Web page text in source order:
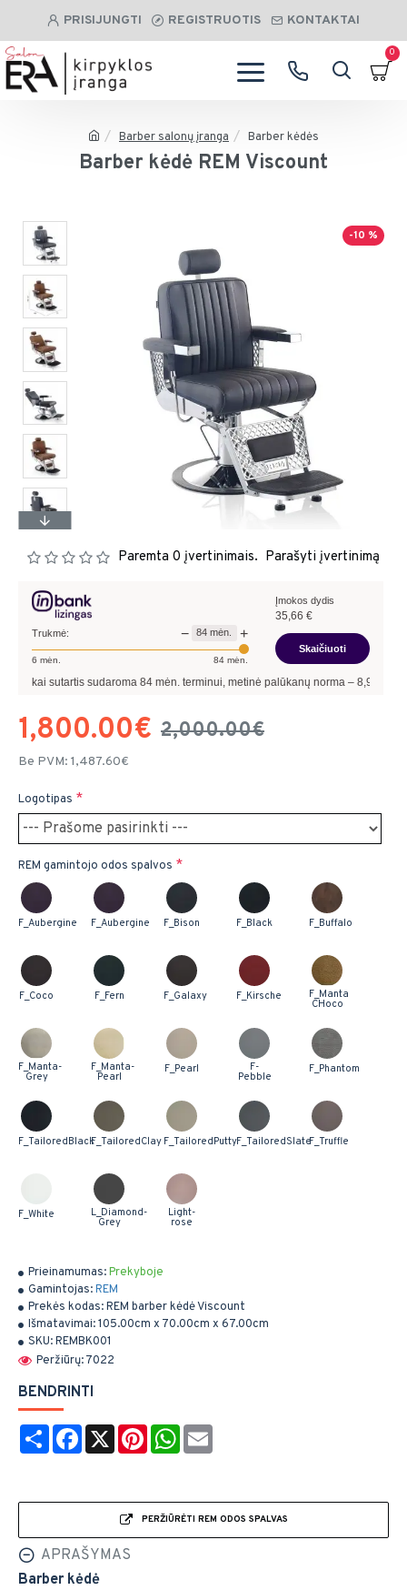
PRISIJUNGTI REGISTRUOTIS KONTAKTAI
0
Barber salonų įranga Barber kėdės
Barber kėdė REM Viscount
-10 %
Prieinamumas:Prekyboje
Gamintojas:REM
Prekės kodas:REM barber kėdė Viscount
Išmatavimai:105.00cm x 70.00cm x 67.00cm
SKU:REMBK001
Peržiūrų: 7022
Paremta 0 įvertinimais. Parašyti įvertinimą
1,800.00€ 2,000.00€
Be PVM: 1,487.60€
Logotipas
REM gamintojo odos spalvos
F_Aubergine F_Aubergine F_Bison F_Black F_Buffalo
F_Coco F_Fern F_Galaxy F_Kirsche F_Manta
CHoco
F_Manta-
Grey
F_Manta-
Pearl
F_Pearl F-
Pebble
F_Phantom
F_TailoredBlackF_TailoredClay F_TailoredPuttyF_TailoredSlateF_Truffle
F_White L_Diamond-
Grey
Light-
rose
Trukmė: − 84 mėn. +
6 mėn. 84mėn.
Įmokos dydis
35,66 €
Skaičiuoti
sudaroma 84mėn. terminui, metinė palūkanų norma –8,90%, sutarties
BENDRINTI
Share Facebook
X PinterestWhatsApp
PERŽIŪRĖTI REM ODOS SPALVAS
APRAŠYMAS
Barber kėdė